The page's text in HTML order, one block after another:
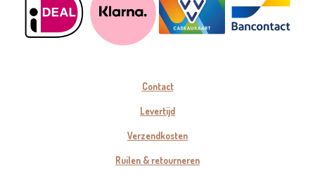
Contact
Levertijd
Verzendkosten
Ruilen & retourneren